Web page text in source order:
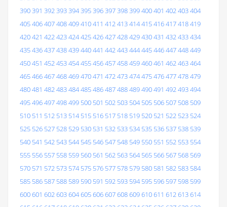
390391 392393394395396397398399400401 402403404
405406407408409410411 412413414415416417418419
420421 422423424425426427428429430431 432433434
435436437438439440441 442443444445446447448449
450451 452453454455456457458459460461 462463464
465466467468469470471 472473474475476477478479
480481 482483484485486487488489490491 492493494
495496497498499 500 501 502 503 504 505 506 507 508 509
510 511 512 513 514 515 516 517 518 519 520 521 522 523 524
525 526 527 528 529 530 531 532 533 534 535 536 537 538 539
540 541 542 543 544 545 546 547 548 549 550 551 552 553 554
555 556 557 558 559 560 561 562 563 564 565 566 567 568 569
570 571 572 573 574 575 576 577 578 579 580 581 582 583 584
585 586 587 588 589 590 591 592 593 594 595 596 597 598 599
600601 602603604605606607608609610611 612613614